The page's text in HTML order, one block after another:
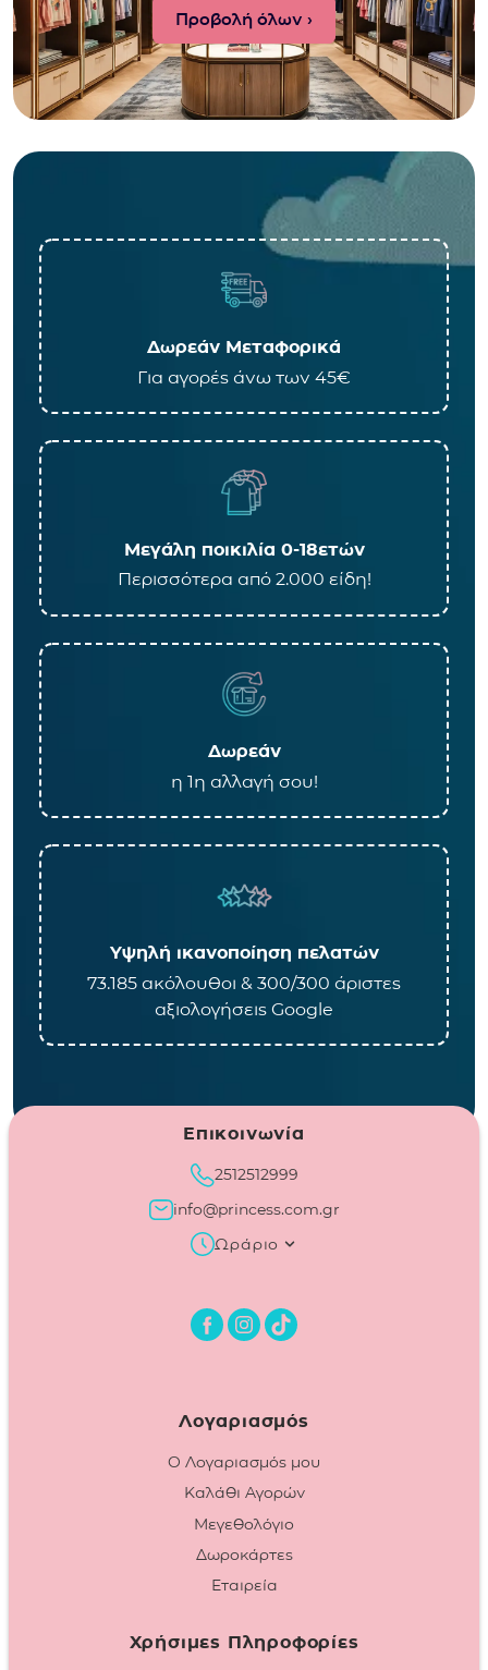
Προβολή όλων ›
Δωρεάν Μεταφορικά
Για αγορές άνω των 45€
Μεγάλη ποικιλία 0-18ετών
Περισσότερα από 2.000 είδη!
Δωρεάν
η 1η αλλαγή σου!
Υψηλή ικανοποίηση πελατών
73.185 ακόλουθοι & 300/300 άριστες
αξιολογήσεις Google
Επικοινωνία
2512512999
info@princess.com.gr
Ωράριο
Λογαριασμός
Ο Λογαριασμός μου
Καλάθι Αγορών
Μεγεθολόγιο
Δωροκάρτες
Εταιρεία
Χρήσιμες Πληροφορίες